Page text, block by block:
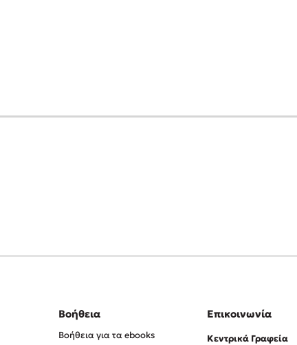
Βοήθεια
Βοήθεια για τα ebooks
Επικοινωνία
Κεντρικά Γραφεία